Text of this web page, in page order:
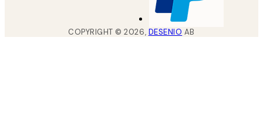
COPYRIGHT ©2026, DESENIO AB